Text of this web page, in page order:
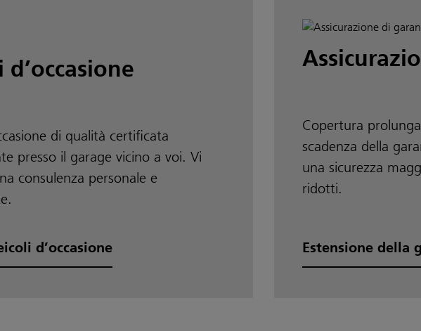
d’occasione
di qualità certificata
presso il garage vicino a voi. Vi
consulenza personale e
d’occasione
Copertura
scadenza della
una sicurezza
ridotti.
Estensione della